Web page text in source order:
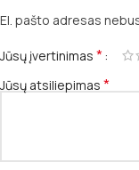
El. pašto adresas
Jūsų įvertinimas *
Jūsų atsiliepimas *